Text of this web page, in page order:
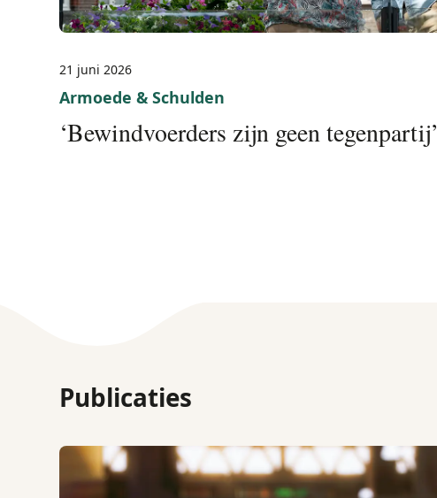
21 juni 2026
Armoede & Schulden
‘Bewindvoerders zijn geen tegenpartij’
Publicaties